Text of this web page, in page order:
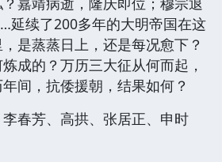
延续了200多年的大明帝国在这
是蒸蒸日上，还是每况愈下？
成的？万历三大征从何而起，
间，抗倭援朝，结果如何？
春芳、高拱、张居正、申时